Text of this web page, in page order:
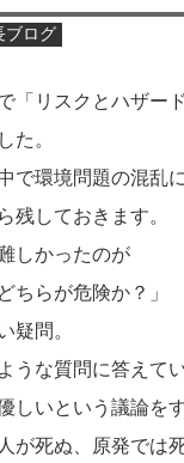
公司
企业
沿革
ブログ
「リスクとハザー
た。
で環境問題の混乱
残しておきます。
しかったのが
ちらが危険か？」
疑問。
うな質問に答えてい
しいという議論を
が死ぬ、原発では